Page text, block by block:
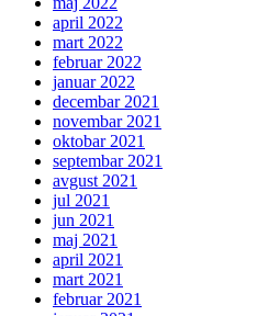
april 2022
mart 2022
februar 2022
januar 2022
decembar 2021
novembar 2021
oktobar 2021
septembar 2021
avgust 2021
jul 2021
jun 2021
maj 2021
april 2021
mart 2021
februar 2021